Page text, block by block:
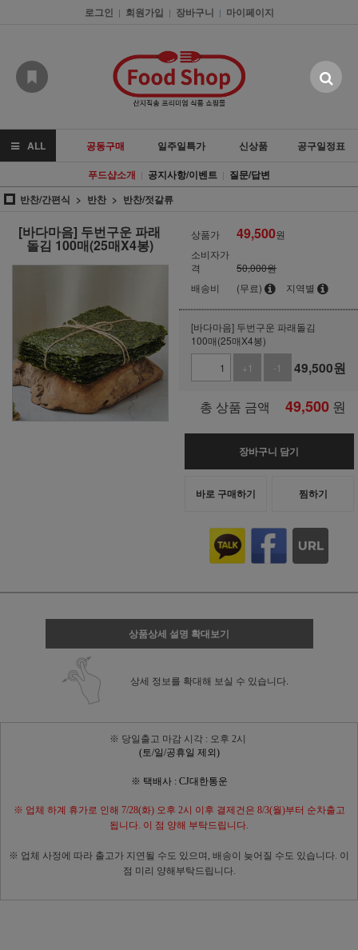
로그인 | 회원가입 | 장바구니 | 마이페이지
ALL 공동구매 일주일특가 신상품
공구일정표
푸드샵소개 | 공지사항/이벤트 | 질문/답변
반찬/간편식
반찬 반찬/젓갈류
[바다마음] 두번구운 파래
돌김 100매(25매X4봉)
상품가 49,500원
소비자가
격
50,000원
배송비
(무료) 지역별
[바다마음] 두번구운 파래돌김
100매(25매X4봉)
+1
-1 49,500원
총 상품 금액 49,500 원
장바구니 담기
바로 구매하기 찜하기
상품상세 설명 확대보기
상세 정보를 확대해 보실 수 있습니다.
※ 당일출고 마감 시각 : 오후 2시
(토/일/공휴일 제외)
※ 택배사 : CJ대한통운
※ 업체 하계 휴가로 인해 7/28(화) 오후 2시 이후 결제건은 8/3(월)부터 순차출고
됩니다. 이 점 양해 부탁드립니다.
※ 업체 사정에 따라 출고가 지연될 수도 있으며, 배송이 늦어질 수도 있습니다. 이
점 미리 양해부탁드립니다.